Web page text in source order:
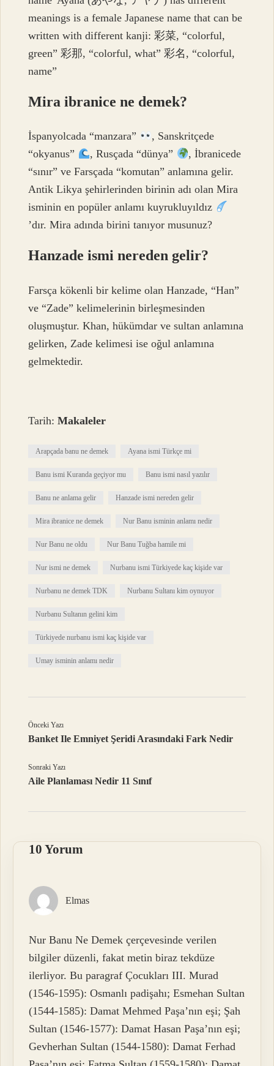
meanings is a female Japanese name that can be
written with different kanji: 彩菜, “colorful,
green” 彩那, “colorful, what” 彩名, “colorful,
name”
Mira ibranice ne demek?
İspanyolcada “manzara”
, Sanskritçede
“okyanus”
, Rusçada “dünya”
, İbranicede
“sınır” ve Farsçada “komutan” anlamına gelir.
Antik Likya şehirlerinden birinin adı olan Mira
isminin en popüler anlamı kuyrukluyıldız
’dır. Mira adında birini tanıyor musunuz?
Hanzade ismi nereden gelir?
Farsça kökenli bir kelime olan Hanzade, “Han”
ve “Zade” kelimelerinin birleşmesinden
oluşmuştur. Khan, hükümdar ve sultan anlamına
gelirken, Zade kelimesi ise oğul anlamına
gelmektedir.
Tarih:Makaleler
Arapçada banu ne demek Ayana ismi Türkçe mi
Banu ismi Kuranda geçiyor mu Banu ismi nasıl yazılır
Banu ne anlama gelir Hanzade ismi nereden gelir
Mira ibranice ne demek Nur Banu isminin anlamı nedir
Nur Banu ne oldu Nur Banu Tuğba hamile mi
Nur ismi ne demek Nurbanu ismi Türkiyede kaç kişide var
Nurbanu ne demek TDK Nurbanu Sultanı kim oynuyor
Nurbanu Sultanın gelini kim
Türkiyede nurbanu ismi kaç kişide var
Umay isminin anlamı nedir
Önceki Yazı
Banket Ile Emniyet Şeridi Arasındaki Fark Nedir
Sonraki Yazı
Aile Planlaması Nedir 11 Sınıf
10 Yorum
Elmas
Nur Banu Ne Demek çerçevesinde verilen
bilgiler düzenli, fakat metin biraz tekdüze
ilerliyor. Bu paragraf Çocukları III. Murad
(1546-1595): Osmanlı padişahı; Esmehan Sultan
(1544-1585): Damat Mehmed Paşa’nın eşi; Şah
Sultan (1546-1577): Damat Hasan Paşa’nın eşi;
Gevherhan Sultan (1544-1580): Damat Ferhad